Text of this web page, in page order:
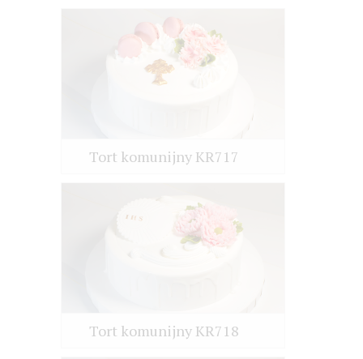
Tort komunijny KR717
Tort komunijny KR718